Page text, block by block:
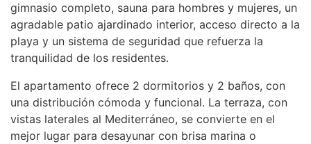
gimnasio completo, sauna para hombres y mujeres, un
agradable patio ajardinado interior, acceso directo a la
playa y un sistema de seguridad que refuerza la
tranquilidad de los residentes.
El apartamento ofrece 2 dormitorios y 2 baños, con
una distribución cómoda y funcional. La terraza, con
vistas laterales al Mediterráneo, se convierte en el
mejor lugar para desayunar con brisa marina o